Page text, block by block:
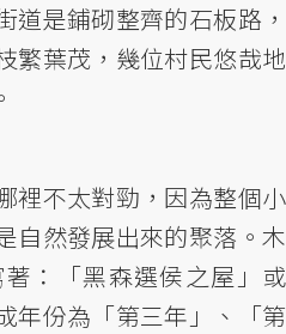
道是鋪砌整齊的石板路，
繁葉茂，幾位村民悠哉地
裡不太對勁，因為整個小
自然發展出來的聚落。木
：「黑森選侯之屋」或
年份為「第三年」、「第